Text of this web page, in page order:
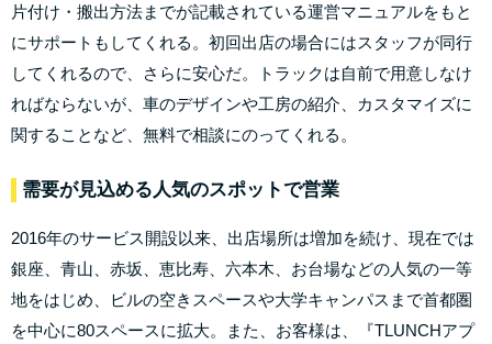
片付け・搬出方法までが記載されている運営マニュアルをもと
にサポートもしてくれる。初回出店の場合にはスタッフが同行
してくれるので、さらに安心だ。トラックは自前で用意しなけ
ればならないが、車のデザインや工房の紹介、カスタマイズに
関することなど、無料で相談にのってくれる。
需要が見込める人気のスポットで営業
2016年のサービス開設以来、出店場所は増加を続け、現在では
銀座、青山、赤坂、恵比寿、六本木、お台場などの人気の一等
地をはじめ、ビルの空きスペースや大学キャンパスまで首都圏
を中心に80スペースに拡大。また、お客様は、『TLUNCHアプ